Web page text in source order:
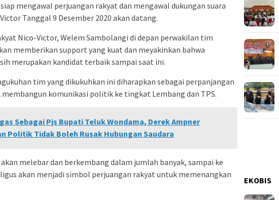
mengawal perjuangan rakyat dan mengawal dukungan suara
Tanggal 9 Desember 2020 akan datang.
Nico-Victor, Welem Sambolangi di depan perwakilan tim
memberikan support yang kuat dan meyakinkan bahwa
merupakan kandidat terbaik sampai saat ini.
tim yang dikukuhkan ini diharapkan sebagai perpanjangan
komunikasi politik ke tingkat Lembang dan TPS.
Sebagai Pjs Bupati Teluk Wondama, Derek Ampner
Politik Tidak Boleh Rusak Hubungan Saudara
melebar dan berkembang dalam jumlah banyak, sampai ke
akan menjadi simbol perjuangan rakyat untuk memenangkan
EKOBIS